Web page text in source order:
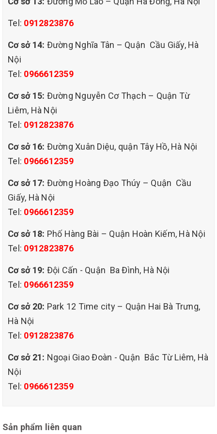
giặt ghế sofa giá
rẻ tại quận long biên hà nội
TẠI SAO NÊN GIẶT GHẾ SOFA THƯỜNG XUYÊN TẠI NHÀ
khác nhau, đây là một trong những môi trường mà khuẩn nấm ký
sinh ưa thích nhất. Vì thế việc giặt ghế sofa tại nhà thường xuyên
không chỉ đơn giản đem đến hiệu quả làm sạch mà còn loại trừ,
ngăn ngừa khuẩn nấm phát triển gây hại đến sức khỏe của con
VIỆT NAM thường xuyên không chỉ loại bỏ hoàn toàn các vết bẩn
Tel: 0912823876
Cơ sở 14: Đường Nghĩa Tân – Quận Cầu Giấy, Hà
Nội
Tel: 0966612359
Cơ sở 15: Đường Nguyễn Cơ Thạch – Quận Từ
Liêm, Hà Nội
Tel: 0912823876
Cơ sở 16: Đường Xuân Diệu, quận Tây Hồ, Hà Nội
Tel: 0966612359
Cơ sở 17: Đường Hoàng Đạo Thúy – Quận Cầu
Giấy, Hà Nội
Tel: 0966612359
Cơ sở 18: Phố Hàng Bài – Quận Hoàn Kiếm, Hà Nội
Tel: 0912823876
Cơ sở 19: Đội Cấn - Quận Ba Đình, Hà Nội
Tel: 0966612359
Cơ sở 20: Park 12 Time city – Quận Hai Bà Trưng,
Hà Nội
Tel: 0912823876
Cơ sở 21: Ngoại Giao Đoàn - Quận Bắc Từ Liêm, Hà
Nội
Tel: 0966612359
Sản phẩm liên quan